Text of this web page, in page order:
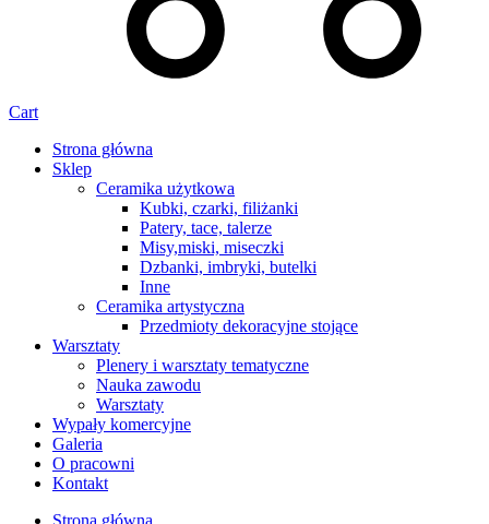
Cart
Strona główna
Sklep
Ceramika użytkowa
Kubki, czarki, filiżanki
Patery, tace, talerze
Misy,miski, miseczki
Dzbanki, imbryki, butelki
Inne
Ceramika artystyczna
Przedmioty dekoracyjne stojące
Warsztaty
Plenery i warsztaty tematyczne
Nauka zawodu
Warsztaty
Wypały komercyjne
Galeria
O pracowni
Kontakt
Strona główna